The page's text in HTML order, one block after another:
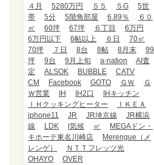
４月
5280万円 ５５ ５G
5世
帯
5分 5階角部屋 6.89％
６０
㎡
60坪 67坪 ６丁目
6万円
6万円以下
6帖以上 ６日
70㎡
70坪
７日 8台 8帖 8月末
99
坪
9台 9月上旬 a-nation
AI査
定
ALSOK BUBBLE
CATV
CM
Facebook GOTO ＧＷ
Ｇ
Ｗ営業
IH IH2口
IHキッチン
ＩＨクッキングヒーター
ＩＫＥＡ
iphone11
JR JR埼京線
JR横浜
線
LDK l気候 ㎡
MEGAドン・
キホーテ東名川崎店
Merengue（メ
レンゲ）
ＮＴＴフレッツ光
OHAYO
OVER